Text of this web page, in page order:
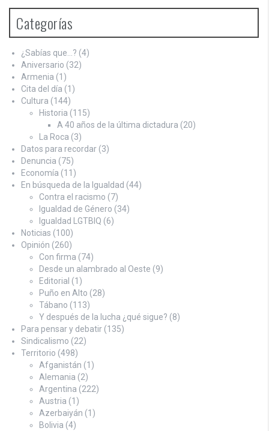
Categorías
¿Sabías que…? (4)
Aniversario (32)
Armenia (1)
Cita del día (1)
Cultura (144)
Historia (115)
A 40 años de la última dictadura (20)
La Roca (3)
Datos para recordar (3)
Denuncia (75)
Economía (11)
En búsqueda de la Igualdad (44)
Contra el racismo (7)
Igualdad de Género (34)
Igualdad LGTBIQ (6)
Noticias (100)
Opinión (260)
Con firma (74)
Desde un alambrado al Oeste (9)
Editorial (1)
Puño en Alto (28)
Tábano (113)
Y después de la lucha ¿qué sigue? (8)
Para pensar y debatir (135)
Sindicalismo (22)
Territorio (498)
Afganistán (1)
Alemania (2)
Argentina (222)
Austria (1)
Azerbaiyán (1)
Bolivia (4)